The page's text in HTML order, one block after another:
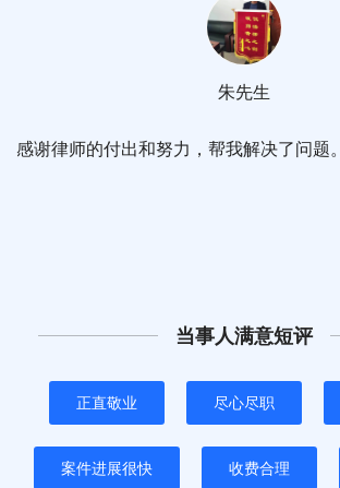
感谢律师的付出和努力，帮我解决了问题。
朱先生
当事人满意短评
正直敬业 尽心尽职
案件进展很快 收费合理